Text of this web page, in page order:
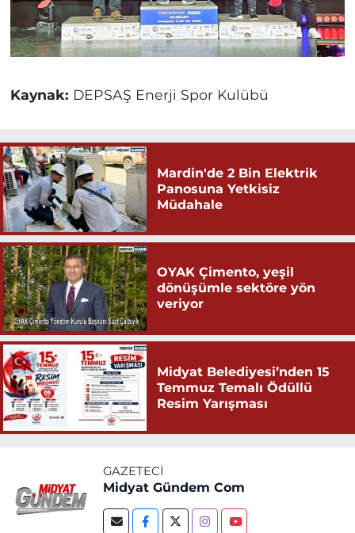
Kaynak: DEPSAŞ Enerji Spor Kulübü
Mardin'de 2 Bin Elektrik
Panosuna Yetkisiz
Müdahale
OYAK Çimento, yeşil
dönüşümle sektöre yön
veriyor
Midyat Belediyesi’nden 15
Temmuz Temalı Ödüllü
Resim Yarışması
GAZETECI
Midyat Gündem Com